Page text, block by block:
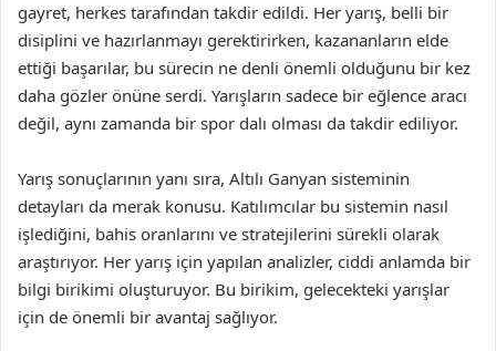
gayret, herkes tarafından takdir edildi. Her yarış, belli bir
disiplini ve hazırlanmayı gerektirirken, kazananların elde
ettiği başarılar, bu sürecin ne denli önemli olduğunu bir kez
daha gözler önüne serdi. Yarışların sadece bir eğlence aracı
değil, aynı zamanda bir spor dalı olması da takdir ediliyor.
Yarış sonuçlarının yanı sıra, Altılı Ganyan sisteminin
detayları da merak konusu. Katılımcılar bu sistemin nasıl
işlediğini, bahis oranlarını ve stratejilerini sürekli olarak
araştırıyor. Her yarış için yapılan analizler, ciddi anlamda bir
bilgi birikimi oluşturuyor. Bu birikim, gelecekteki yarışlar
için de önemli bir avantaj sağlıyor.